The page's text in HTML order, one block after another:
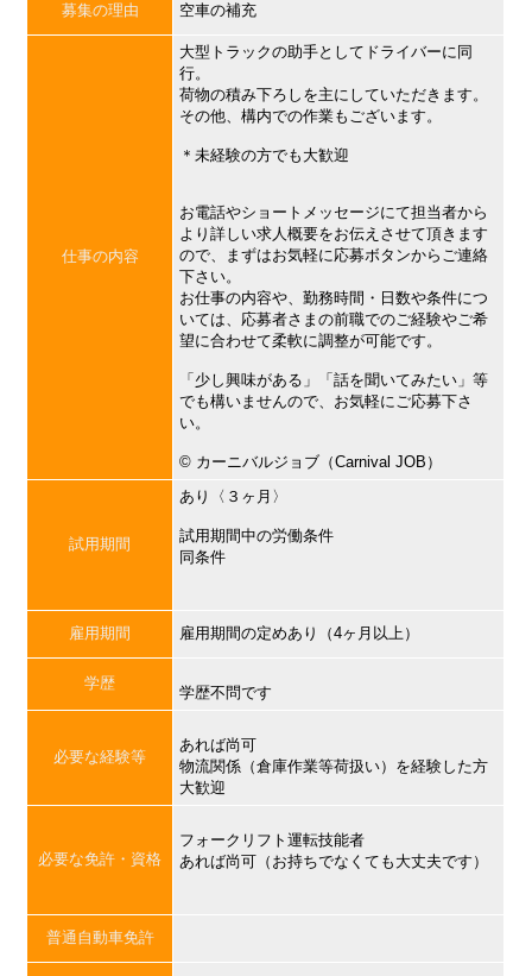
募集の理由 空車の補充
仕事の内容
大型トラックの助手としてドライバーに同
行。
荷物の積み下ろしを主にしていただきます。
その他、構内での作業もございます。
＊未経験の方でも大歓迎
お電話やショートメッセージにて担当者から
より詳しい求人概要をお伝えさせて頂きます
ので、まずはお気軽に応募ボタンからご連絡
下さい。
お仕事の内容や、勤務時間・日数や条件につ
いては、応募者さまの前職でのご経験やご希
望に合わせて柔軟に調整が可能です。
「少し興味がある」「話を聞いてみたい」等
でも構いませんので、お気軽にご応募下さ
い。
©︎ カーニバルジョブ（Carnival JOB）
試用期間
あり〈３ヶ月〉
試用期間中の労働条件
同条件
雇用期間 雇用期間の定めあり（4ヶ月以上）
学歴
学歴不問です
必要な経験等
あれば尚可
物流関係（倉庫作業等荷扱い）を経験した方
大歓迎
必要な免許・資格
フォークリフト運転技能者
あれば尚可（お持ちでなくても大丈夫です）
普通自動車免許